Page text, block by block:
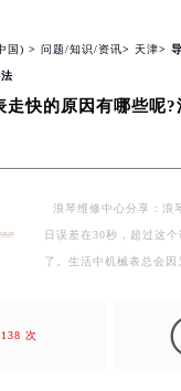
国) > 问题/知识/资讯> 天津>
走快的原因有哪些呢
浪琴维修中心分享：浪
日误差在30秒，超过这
了。生活中机械表总会
138 次